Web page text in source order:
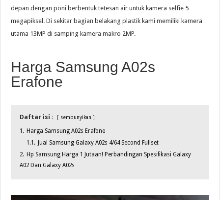
depan dengan poni berbentuk tetesan air untuk kamera selfie 5
megapiksel. Di sekitar bagian belakang plastik kami memiliki kamera
utama 13MP di samping kamera makro 2MP.
Harga Samsung A02s
Erafone
Daftar isi : sembunyikan
1. Harga Samsung A02s Erafone
1.1. Jual Samsung Galaxy A02s 4/64 Second Fullset
2. Hp Samsung Harga 1 Jutaan! Perbandingan Spesifikasi Galaxy
A02 Dan Galaxy A02s